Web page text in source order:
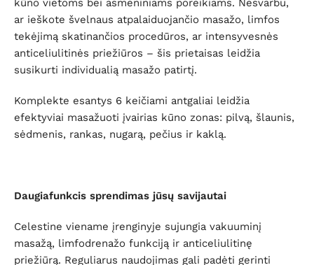
kūno vietoms bei asmeniniams poreikiams. Nesvarbu,
ar ieškote švelnaus atpalaiduojančio masažo, limfos
tekėjimą skatinančios procedūros, ar intensyvesnės
anticeliulitinės priežiūros – šis prietaisas leidžia
susikurti individualią masažo patirtį.
Komplekte esantys 6 keičiami antgaliai leidžia
efektyviai masažuoti įvairias kūno zonas: pilvą, šlaunis,
sėdmenis, rankas, nugarą, pečius ir kaklą.
Daugiafunkcis sprendimas jūsų savijautai
Celestine viename įrenginyje sujungia vakuuminį
masažą, limfodrenažo funkciją ir anticeliulitinę
priežiūrą. Reguliarus naudojimas gali padėti gerinti